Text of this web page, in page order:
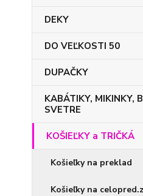
DEKY
DO VEĽKOSTI 50
DUPAČKY
KABÁTIKY, MIKINKY,
SVETRE
KOŠIEĽKY a TRIČKÁ
Košieľky na preklad
Košieľky na